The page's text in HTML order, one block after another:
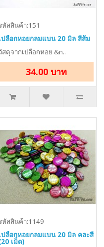
หัสสินค้า:151
ปลือกหอยกลมแบน 20 มิล สีส้ม
สดุจากเปลือกหอย &n..
34.00 บาท
หัสสินค้า:1149
ปลือกหอยกลมแบน 20 มิล คละสี
เม็ด)